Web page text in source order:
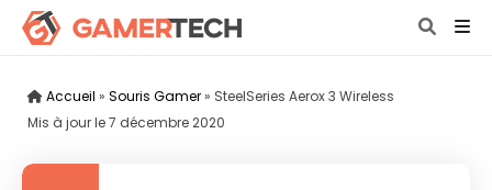
Accueil » Souris Gamer» SteelSeries Aerox 3 Wireless
Mis à jour le7 décembre 2020